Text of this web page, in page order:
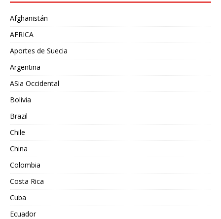
Afghanistán
AFRICA
Aportes de Suecia
Argentina
ASia Occidental
Bolivia
Brazil
Chile
China
Colombia
Costa Rica
Cuba
Ecuador